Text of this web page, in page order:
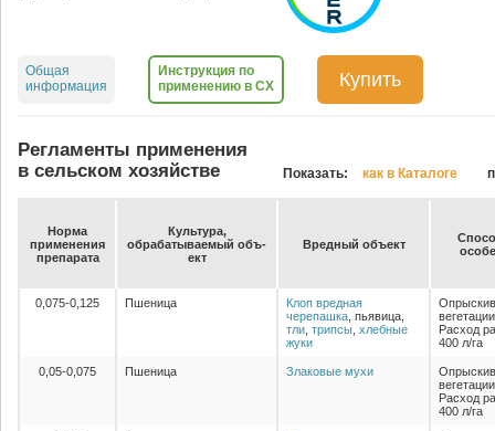
Общая
информация
Инструкция по
применению в СХ
Купить
Регламенты применения
в сельском хозяйстве
Показать: как в Каталоге
Нор­ма
при­ме­не­ния
пре­па­ра­та
Куль­ту­ра,
об­ра­ба­ты­ва­емый объ­
ект
Вред­ный объ­ект
0,075-0,125 Пшеница
Клоп вредная
черепашка , пьявица,
тли трипсы хлебные
жуки
Расход
400 л/га
0,05-0,075 Пшеница Злаковые мухи
Расход
400 л/га